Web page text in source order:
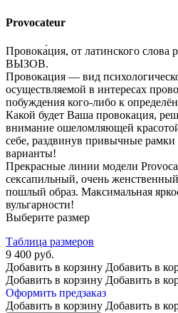
Provocateur
Провока́ция, от латинского слова
ВЫЗОВ.
Провокация — вид
осуществляемой в интересах
побуждения кого-либо к
Какой будет Ваша провокация,
внимание ошеломляющей
себе, раздвинув привычные
варианты!
Прекрасные линии модели
сексапильный, очень
пошлый образ. Максимальная
вульгарности!
Выберите размер
Таблица размеров
9 400 руб.
Добавить в корзину Добавить в
Добавить в корзину Добавить в
Оформить предзаказ
Добавить в корзину Добавить в